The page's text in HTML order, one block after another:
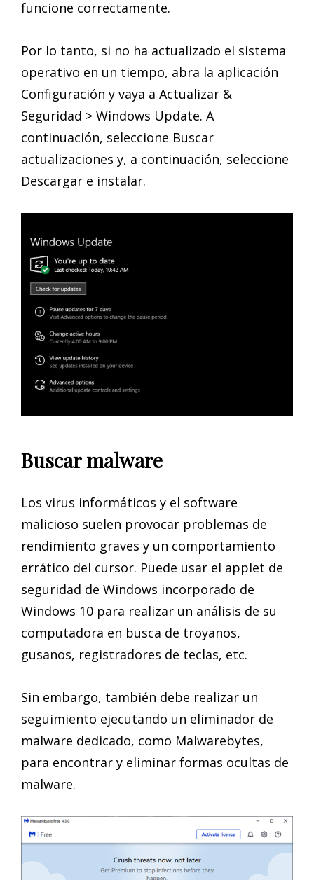
funcione correctamente.
Por lo tanto, si no ha actualizado el sistema
operativo en un tiempo, abra la aplicación
Configuración y vaya a Actualizar &
Seguridad > Windows Update. A
continuación, seleccione Buscar
actualizaciones y, a continuación, seleccione
Descargar e instalar.
Buscar malware
Los virus informáticos y el software
malicioso suelen provocar problemas de
rendimiento graves y un comportamiento
errático del cursor. Puede usar el applet de
seguridad de Windows incorporado de
Windows 10 para realizar un análisis de su
computadora en busca de troyanos,
gusanos, registradores de teclas, etc.
Sin embargo, también debe realizar un
seguimiento ejecutando un eliminador de
malware dedicado, como Malwarebytes,
para encontrar y eliminar formas ocultas de
malware.